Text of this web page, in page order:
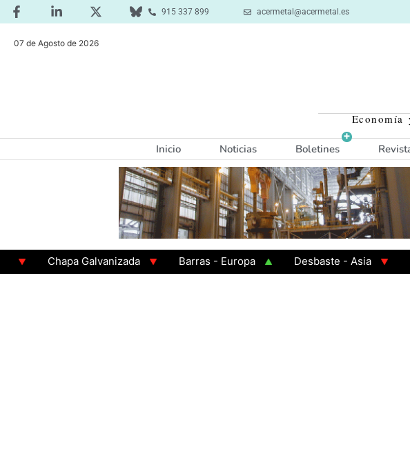
915 337 899 acermetal@acermetal.es
07 de Agosto de 2026
Inicio Noticias Boletines
Chapa Galvanizada Barras - Europa Desbaste - Asia